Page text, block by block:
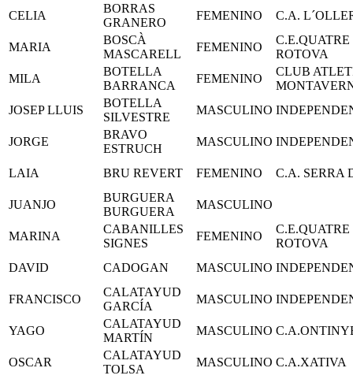
CELIA
BORRAS
GRANERO
FEMENINO C.A.
MARIA
BOSCÀ
MASCARELL
FEMENINO
C.E.QUATRE
ROTOVA
MILA
BOTELLA
BARRANCA
FEMENINO
CLUB
JOSEP LLUIS
BOTELLA
SILVESTRE
MASCULINO
JORGE
BRAVO
ESTRUCH
MASCULINO
LAIA BRU REVERT FEMENINO C.A. SERRA
JUANJO
BURGUERA
BURGUERA
MASCULINO
MARINA
CABANILLES
SIGNES
FEMENINO
C.E.QUATRE
ROTOVA
DAVID
CADOGAN MASCULINO
FRANCISCO
CALATAYUD
GARCÍA
MASCULINO
YAGO
CALATAYUD
MARTÍN
MASCULINO
OSCAR
CALATAYUD
TOLSA
MASCULINO C.A.XATIVA